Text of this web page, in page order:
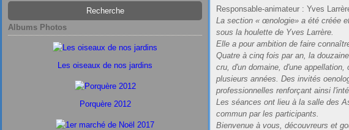
Albums Photos
Les oiseaux de nos jardins
Porquère 2012
Responsable-animateur : Yves
La section « œnologie» a été créée
sous la houlette de Yves Larrère.
Elle a pour ambition de faire
Quatre à cinq fois par an, la
cru, d'un domaine, d'une
plusieurs années. Des invités
professionnelles renforçant ainsi
Les séances ont lieu à la salle des
commun par les participants.
Bienvenue à vous, découvreurs et